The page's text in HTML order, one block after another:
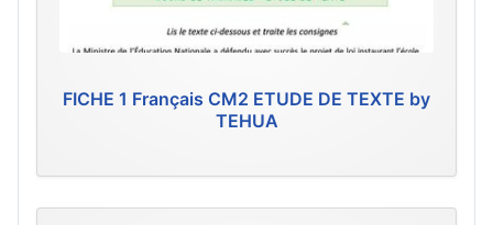
FICHE 1 Français CM2 ETUDE DE TEXTE by
TEHUA